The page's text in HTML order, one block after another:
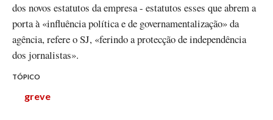
dos novos estatutos da empresa - estatutos esses que abrem a
porta à «influência política e de governamentalização» da
agência, refere o SJ, «ferindo a protecção de independência
dos jornalistas».
TÓPICO
greve